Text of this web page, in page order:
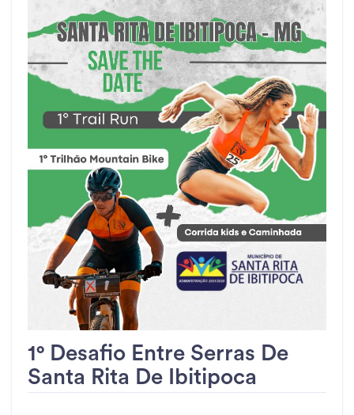
1° Desafio Entre Serras De
Santa Rita De Ibitipoca